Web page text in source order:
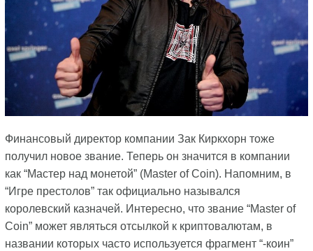
Финансовый директор компании Зак Киркхорн тоже
получил новое звание. Теперь он значится в компании
как “Мастер над монетой” (Master of Coin). Напомним, в
“Игре престолов” так официально назывался
королевский казначей. Интересно, что звание “Master of
Coin” может являться отсылкой к криптовалютам, в
названии которых часто используется фрагмент “-коин”